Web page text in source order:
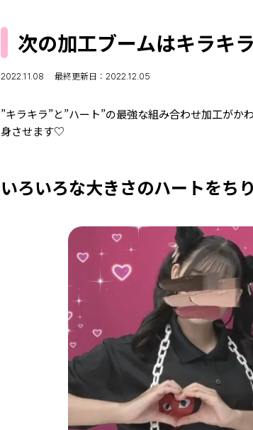
次の加工ブームはキラキ
2022.11.08 最終更新日：2022.12.05
”キラキラ”と”ハート”の最強な組み合わせ加工が
身させます♡
いろいろな大きさのハートをち